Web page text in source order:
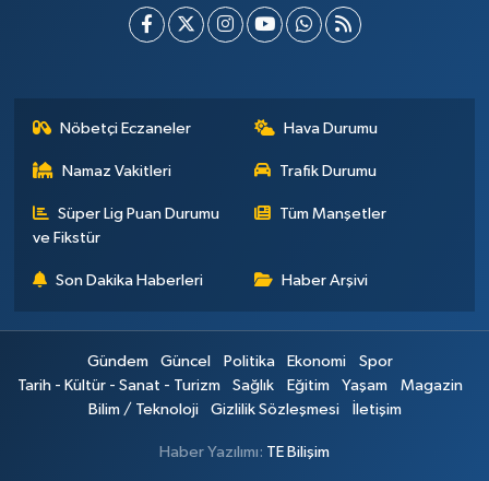
Nöbetçi Eczaneler Hava Durumu
Namaz Vakitleri Trafik Durumu
Süper Lig Puan Durumu
ve Fikstür
Tüm Manşetler
Son Dakika Haberleri Haber Arşivi
Gündem Güncel Politika Ekonomi
Spor
Tarih - Kültür - Sanat - Turizm
Sağlık Eğitim Yaşam
Magazin
Bilim / Teknoloji
Gizlilik Sözleşmesi İletişim
Haber Yazılımı: TE Bilişim